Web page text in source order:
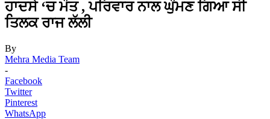
ਹਾਦਸੇ ‘ਚ ਮੌਤ , ਪਰਿਵਾਰ ਨਾਲ ਘੁੰਮਣ ਗਿਆ ਸੀ
ਤਿਲਕ ਰਾਜ ਲੱਲੀ
By
Mehra Media Team
-
Facebook
Twitter
Pinterest
WhatsApp